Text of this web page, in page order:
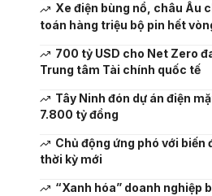
Xe điện bùng nổ, châu Âu
toán hàng triệu bộ pin hết
700 tỷ USD cho Net Zero
Trung tâm Tài chính quốc tế
Tây Ninh đón dự án điện
7.800 tỷ đồng
Chủ động ứng phó với biến
thời kỳ mới
“Xanh hóa” doanh nghiệp